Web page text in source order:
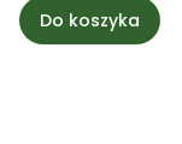
Do koszyka